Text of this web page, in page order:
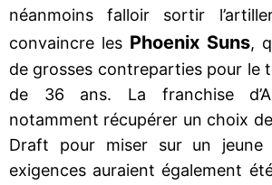
néanmoins falloir sortir
convaincre les Phoenix Suns,
de grosses contreparties pour le
de 36 ans. La franchise
notamment récupérer un choix
Draft pour miser sur un jeune
exigences auraient également